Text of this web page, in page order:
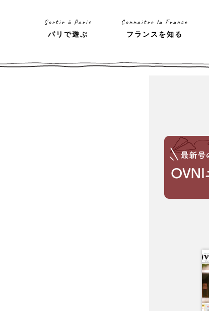
Sortir à Paris
パリで遊ぶ
Connaitre la France
フランスを知る